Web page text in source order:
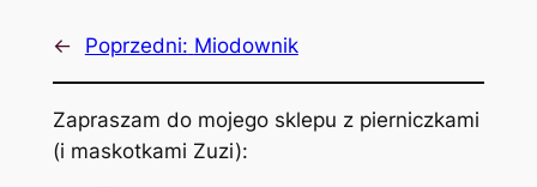
← Poprzedni: Miodownik
Zapraszam do mojego sklepu z pierniczkami
(i maskotkami Zuzi):